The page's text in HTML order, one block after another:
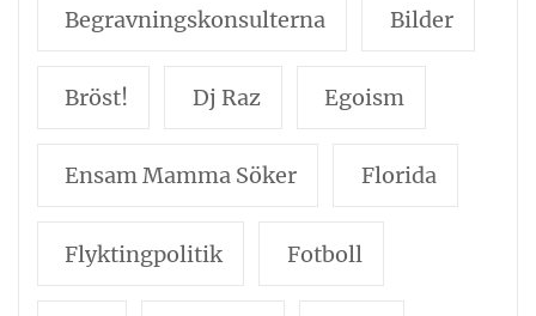
Begravningskonsulterna Bilder
Bröst! Dj Raz Egoism
Ensam Mamma Söker Florida
Flyktingpolitik Fotboll